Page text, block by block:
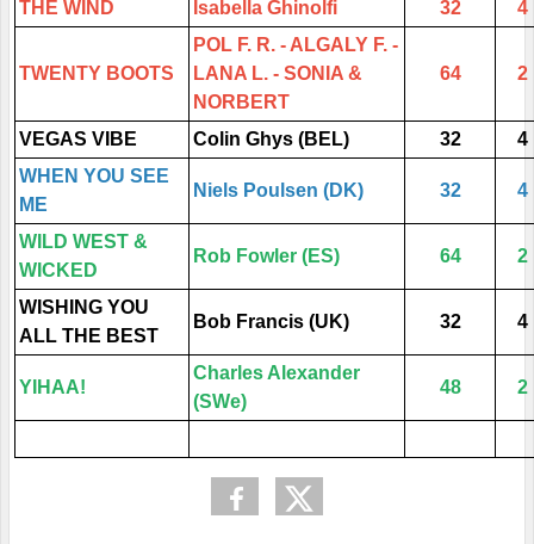
THE WIND Isabella Ghinolfi 32 4
TWENTY BOOTS
POL F. R. - ALGALY F. -
LANA L. - SONIA &
NORBERT
64 2
VEGAS VIBE Colin Ghys (BEL) 32
4
WHEN YOU SEE
ME
Niels Poulsen (DK) 32 4
WILD WEST &
WICKED
Rob Fowler (ES) 64 2
WISHING YOU
ALL THE BEST
Bob Francis (UK) 32 4
YIHAA!
Charles Alexander
(SWe)
48 2